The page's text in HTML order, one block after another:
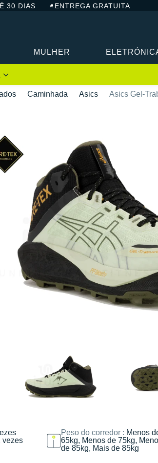
30 DIAS ENTREGA GRATUITA
MULHER
Caminhada Asics Asics Gel-
vezes
Peso do corredor : Menos
65kg, Menos de 75kg,
de 85kg, Mais de 85kg